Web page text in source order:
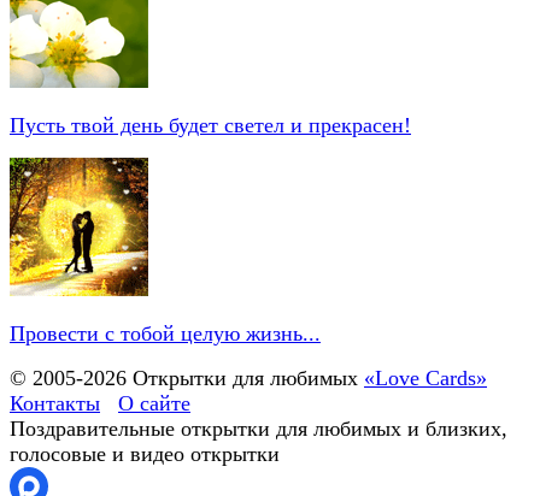
Пусть твой день будет светел и прекрасен!
Провести с тобой целую жизнь...
© 2005-2026 Открытки для любимых «Love Cards»
Контакты
О сайте
Поздравительные открытки для любимых и близких,
голосовые и видео открытки